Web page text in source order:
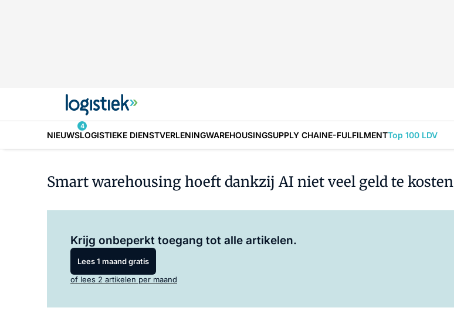
NIEUWS
4
LOGISTIEKE DIENSTVERLENINGWAREHOUSINGSUPPLY CHAINE-FULFILMENTTop 100 LDV
Smart warehousing hoeft dankzij AI niet veel geld te kosten
Krijg onbeperkt toegang tot alle artikelen.
Lees 1 maand gratis
of lees 2 artikelen per maand